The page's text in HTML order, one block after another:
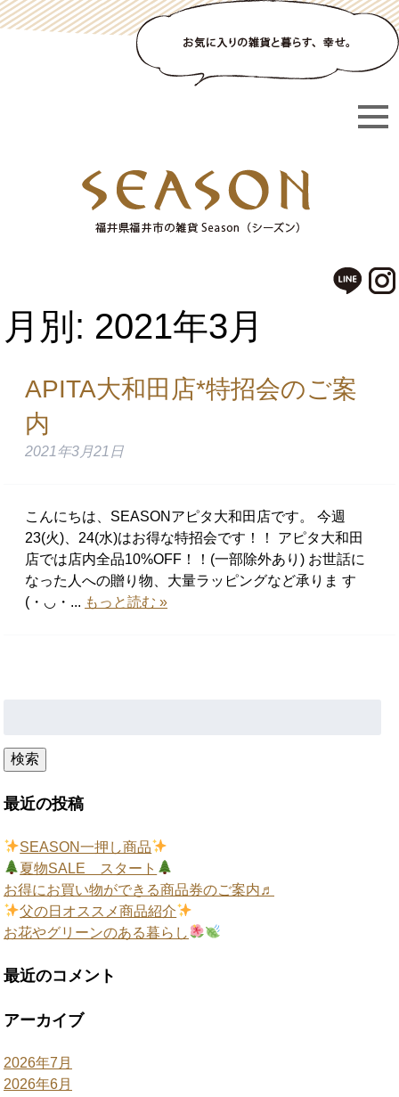
月別: 2021年3月
APITA大和田店*特招会のご案
内
2021年3月21日
こんにちは、SEASONアピタ大和田店です。 今週
23(火)、24(水)はお得な特招会です！！ アピタ大和田
店では店内全品10%OFF！！(一部除外あり) お世話に
なった人への贈り物、大量ラッピングなど承りま す
(・◡・... もっと読む »
検索
最近の投稿
SEASON一押し商品
夏物SALE スタート
お得にお買い物ができる商品券のご案内♬
父の日オススメ商品紹介
お花やグリーンのある暮らし
最近のコメント
アーカイブ
2026年7月
2026年6月